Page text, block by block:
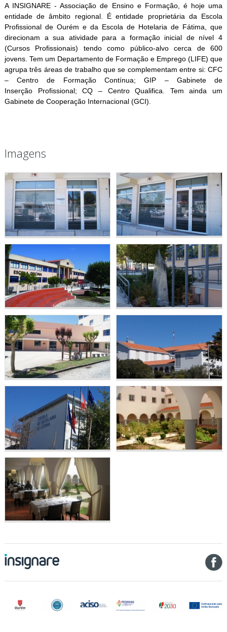
A INSIGNARE - Associação de Ensino e Formação, é hoje uma
entidade de âmbito regional. É entidade proprietária da Escola
Profissional de Ourém e da Escola de Hotelaria de Fátima, que
direcionam a sua atividade para a formação inicial de nível 4
(Cursos Profissionais) tendo como público-alvo cerca de 600
jovens. Tem um Departamento de Formação e Emprego (LIFE) que
agrupa três áreas de trabalho que se complementam entre si: CFC
– Centro de Formação Contínua; GIP – Gabinete de
Inserção Profissional; CQ – Centro Qualifica. Tem ainda um
Gabinete de Cooperação Internacional (GCI).
Imagens